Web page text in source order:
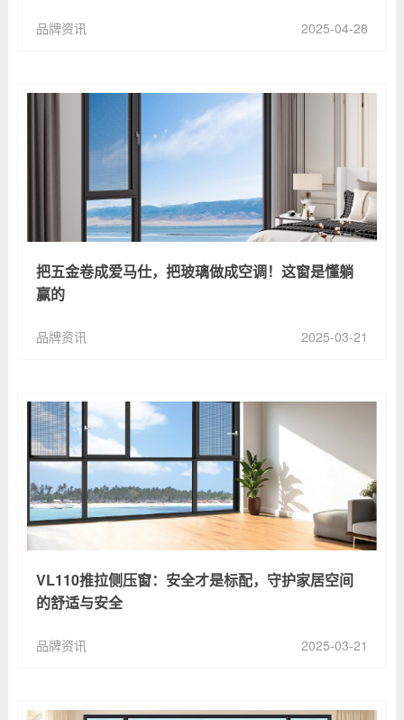
品牌资讯 2025-04-28
把五金卷成爱马仕，把玻璃做成空调！这窗是懂躺
赢的
品牌资讯 2025-03-21
VL110推拉侧压窗：安全才是标配，守护家居空间
的舒适与安全
品牌资讯 2025-03-21